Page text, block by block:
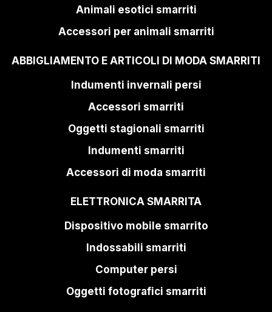
Animali esotici smarriti
Accessori per animali smarriti
ABBIGLIAMENTO E ARTICOLI DI MODA SMARRITI
Indumenti invernali persi
Accessori smarriti
Oggetti stagionali smarriti
Indumenti smarriti
Accessori di moda smarriti
ELETTRONICA SMARRITA
Dispositivo mobile smarrito
Indossabili smarriti
Computer persi
Oggetti fotografici smarriti